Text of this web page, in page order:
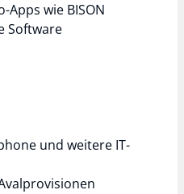
wie BISON
Software
und weitere IT-